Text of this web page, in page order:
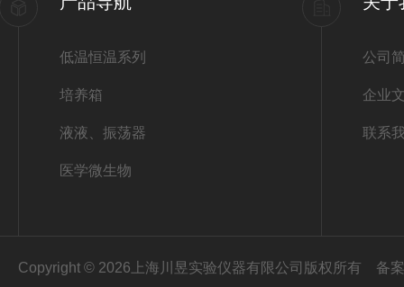
低温恒温系列
培养箱
液液、振荡器
医学微生物
公司
企业
联系
Copyright © 2026上海川昱实验仪器有限公司版权所有 备